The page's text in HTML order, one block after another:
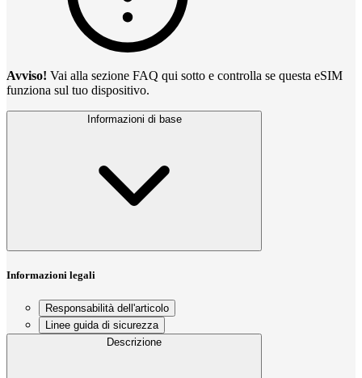
Avviso! Vai alla sezione FAQ qui sotto e controlla se questa eSIM
funziona sul tuo dispositivo.
Informazioni di base
Informazioni legali
Responsabilità dell'articolo
Linee guida di sicurezza
Descrizione